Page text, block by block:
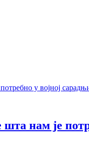
нам је